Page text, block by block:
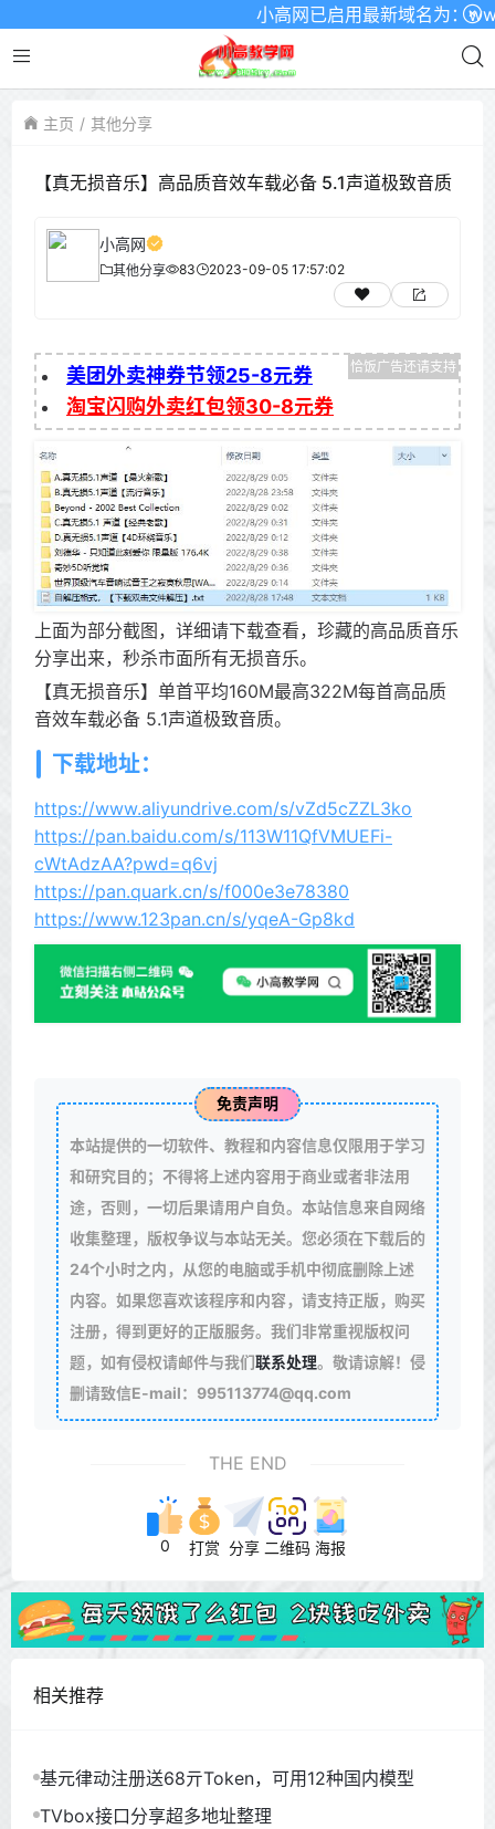
小高网已启用最新域名为：
主页 其他分享
【真无损音乐】高品质音效车载必备 5.1声道极致音质
小高网
其他分享 83 2023-09-05 17:57:02
美团外卖神券节领25-8元券
淘宝闪购外卖红包领30-8元券
上面为部分截图，详细请下载查看，珍藏的高品质音乐
分享出来，秒杀市面所有无损音乐。
【真无损音乐】单首平均160M最高322M每首高品质
音效车载必备 5.1声道极致音质。
下载地址：
https://www.aliyundrive.com/s/vZd5cZZL3ko
https://pan.baidu.com/s/113W11QfVMUEFi-
cWtAdzAA?pwd=q6vj
https://pan.quark.cn/s/f000e3e78380
https://www.123pan.cn/s/yqeA-Gp8kd
免责声明
本站提供的一切软件、教程和内容信息仅限用于学习
和研究目的；不得将上述内容用于商业或者非法用
途，否则，一切后果请用户自负。本站信息来自网络
收集整理，版权争议与本站无关。您必须在下载后的
24个小时之内，从您的电脑或手机中彻底删除上述
内容。如果您喜欢该程序和内容，请支持正版，购买
注册，得到更好的正版服务。我们非常重视版权问
题，如有侵权请邮件与我们联系处理。敬请谅解！侵
删请致信E-mail：995113774@qq.com
THE END
0 打赏 分享 二维码 海报
相关推荐
基元律动注册送68亓Token，可用12种国内模型
TVbox接口分享超多地址整理